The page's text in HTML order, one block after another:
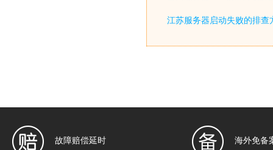
江苏服务器启动失败的排查
故障赔偿延时 海外免备